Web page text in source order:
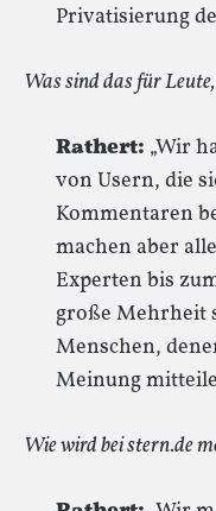
Privatisierung
Was sind das für
Rathert: „Wir
von Usern, die
Kommentaren
machen aber
Experten bis
große Mehrheit
Menschen,
Meinung
Wie wird bei stern.de